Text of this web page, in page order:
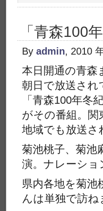
「青森100
By admin, 2010
本日開通の青森
朝日で放送され
「青森100年冬紀
がその番組。関
地域でも放送さ
菊池桃子、菊池
演。ナレーショ
県内各地を菊
んは単独で訪ね